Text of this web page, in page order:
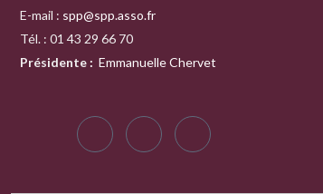
E-mail : spp@spp.asso.fr
Tél. : 01 43 29 66 70
Présidente : Emmanuelle Chervet